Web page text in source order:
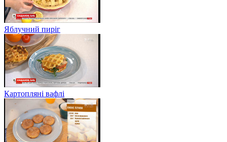
Яблучний пиріг
Картопляні вафлі